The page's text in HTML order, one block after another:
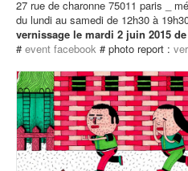
27 rue de charonne 75011 paris _
du lundi au samedi de 12h30 à
vernissage le mardi 2 juin 2015 de
# event facebook # photo report :